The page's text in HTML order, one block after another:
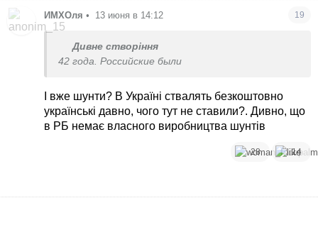
ИМХОля • 13 июня в 14:12 19
Дивне створіння
42 года. Российские были
І вже шунти? В Україні ствалять безкоштовно
українські давно, чого тут не ставили?. Дивно, що
в РБ немає власного виробництва шунтів
28 14